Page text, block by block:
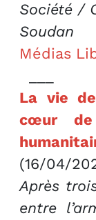
Société /
Soudan
Médias
La vie
cœur
(16/04/
Après
entre